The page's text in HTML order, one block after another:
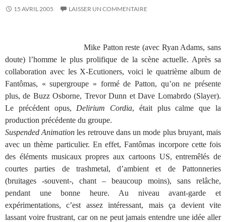
15 AVRIL 2005 LAISSER UN COMMENTAIRE
Mike Patton reste (avec Ryan Adams, sans
doute) l’homme le plus prolifique de la scène actuelle. Après sa
collaboration avec les X-Ecutioners, voici le quatrième album de
Fantômas, « supergroupe » formé de Patton, qu’on ne présente
plus, de Buzz Osborne, Trevor Dunn et Dave Lomabrdo (Slayer).
Le précédent opus, Delirium Cordia, était plus calme que la
production précédente du groupe.
Suspended Animationles retrouve dans un mode plus bruyant, mais
avec un thème particulier. En effet, Fantômas incorpore cette fois
des éléments musicaux propres aux cartoons US, entremêlés de
courtes parties de trashmetal, d’ambient et de Pattonneries
(bruitages -souvent-, chant – beaucoup moins), sans relâche,
pendant une bonne heure. Au niveau avant-garde et
expérimentations, c’est assez intéressant, mais ça devient vite
lassant voire frustrant, car on ne peut jamais entendre une idée aller